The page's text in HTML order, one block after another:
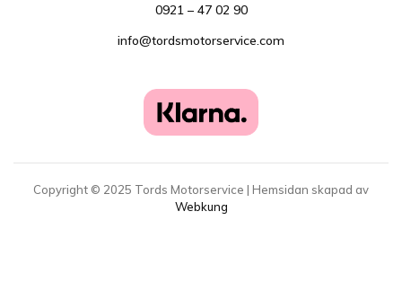
0921 – 47 02 90
info@tordsmotorservice.com
Copyright © 2025 Tords Motorservice | Hemsidan skapad av
Webkung